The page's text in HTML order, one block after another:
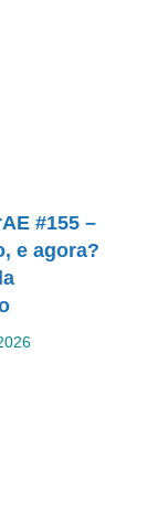
#155 –
e agora?